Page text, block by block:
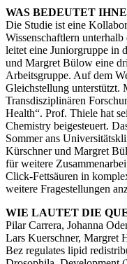
WAS BEDEUTET
Die Studie ist eine
Wissenschaftlern
leitet eine Juniorgruppe in
und Margret Bülow eine
Arbeitsgruppe. Auf dem
Gleichstellung
Transdisziplinären
Health“. Prof. Thiele hat
Chemistry beigesteuert.
Sommer ans
Kürschner und Margret
für weitere
Click-Fettsäuren in
weitere Fragestellungen
WIE LAUTET DIE
Pilar Carrera, Johanna
Lars Kuerschner, Margret
Bez regulates lipid